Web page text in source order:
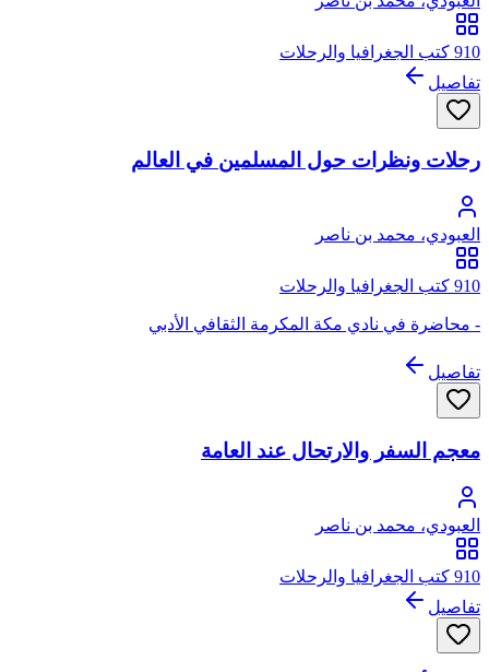
910 كتب الجغرافيا والرحلات
تفاصيل
رحلات ونظرات حول المسلمين في العالم
العبودي، محمد بن ناصر
910 كتب الجغرافيا والرحلات
- محاضرة في نادي مكة المكرمة الثقافي الأدبي
تفاصيل
معجم السفر والارتحال عند العامة
العبودي، محمد بن ناصر
910 كتب الجغرافيا والرحلات
تفاصيل